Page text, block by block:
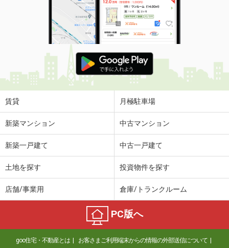
賃貸 月極駐車場
新築マンション 中古マンション
新築一戸建て 中古一戸建て
土地を探す 投資物件を探す
店舗/事業用 倉庫/トランクルーム
PC版へ
goo住宅・不動産とは お客さまご利用端末からの情報の外部送信について